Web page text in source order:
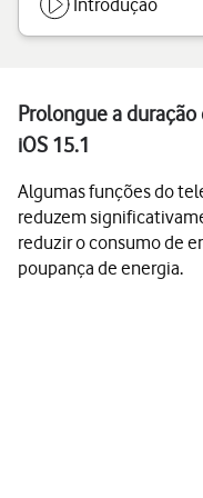
Introdução
Prolongue a
iOS 15.1
Algumas funções do
reduzem
reduzir o consumo de
poupança de energia.